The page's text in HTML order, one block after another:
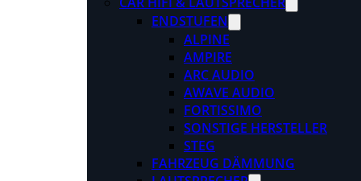
ENDSTUFEN
ALPINE
AMPIRE
ARC AUDIO
AWAVE AUDIO
FORTISSIMO
SONSTIGE HERSTELLER
STEG
FAHRZEUG DÄMMUNG